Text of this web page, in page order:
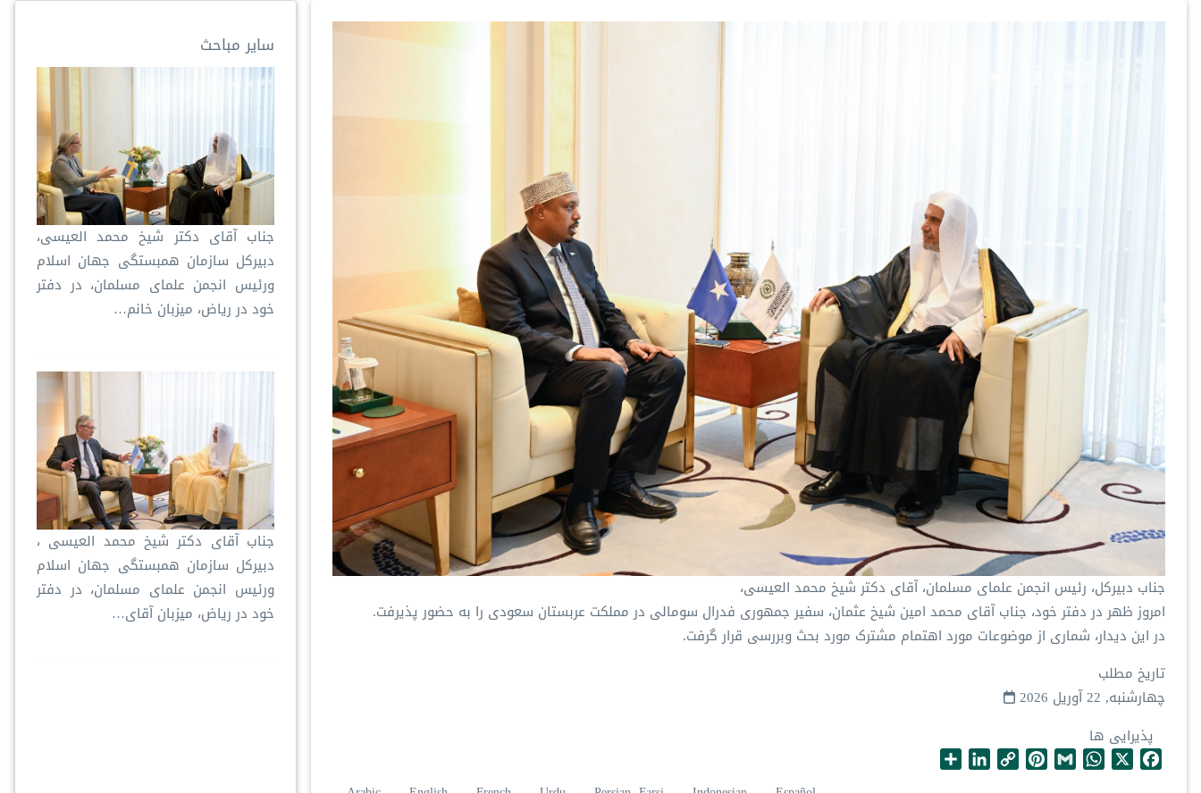
جناب دبیرکل، رئیس انجمن علمای مسلمان، آقای دکتر شیخ محمد العیسی،
امروز ظهر در دفتر خود، جناب آقای محمد امین شیخ عثمان، سفیر جمهوری فدرال سومالی در مملكت عربستان سعودی را به حضور پذیرفت.
در این دیدار، شماری از موضوعات مورد اهتمام مشترک مورد بحث وبررسی قرار گرفت.
تاریخ مطلب
چهارشنبه, 22 آوریل 2026
پذیرایی ها
F
X
W
G
P
C
L
سایر مباحث
جناب آقای دکتر شیخ محمد العیسی،
دبیرکل سازمان همبستگی جهان اسلام
ورئیس انجمن علمای مسلمان، در دفتر
خود در ریاض، میزبان خانم…
جناب آقای دکتر شیخ محمد العیسی ،
دبیرکل سازمان همبستگی جهان اسلام
ورئیس انجمن علمای مسلمان، در دفتر
خود در ریاض، میزبان آقای…